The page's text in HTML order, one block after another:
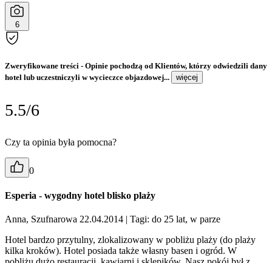
6
Zweryfikowane treści - Opinie pochodzą od Klientów, którzy odwiedzili dany
hotel lub uczestniczyli w wycieczce objazdowej...
więcej
5.5/6
Czy ta opinia była pomocna?
0
Esperia - wygodny hotel blisko plaży
Anna, Szufnarowa 22.04.2014 | Tagi: do 25 lat, w parze
Hotel bardzo przytulny, zlokalizowany w pobliżu plaży (do plaży
kilka kroków). Hotel posiada także własny basen i ogród. W